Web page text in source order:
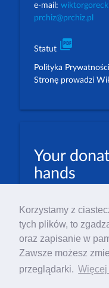
Korzystamy z
tych plików, to
oraz zapisanie w
Zawsze możesz
przeglądarki. Więcej
e-mail:
prchiz@prchiz.pl
Statut picture_as_pdf
Polityka Prywatności
Stronę prowadzi
Your
hands
EUR: 23 1600
Numer IBAN:
0004
Numer BIC/SWIFT: